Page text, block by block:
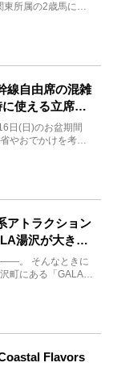
東所属の2歳馬によ
線自由席の混雑
使える立席特
日(日)のお盆期間
やおでかけを考え
アトラクション
湯沢が大きく
――。 そんなときに
町にある「GALA湯
Flavors